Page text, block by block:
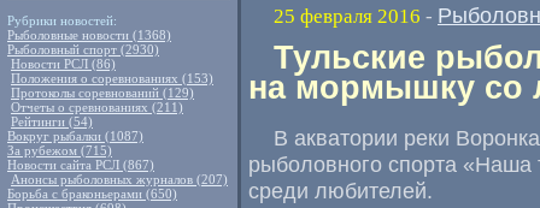
Рубрики новостей:
Рыболовные новости (1368)
Рыболовный спорт (2930)
Новости РСЛ (86)
Положения о соревнованиях (153)
Протоколы соревнований (129)
Отчеты о сревнованиях (211)
Рейтинги (54)
Вокруг рыбалки (1087)
За рубежом (715)
Новости сайта РСЛ (867)
Анонсы рыболовных журналов (207)
Борьба с браконьерами (650)
25 февраля 2016 -
Тульские
на мормышку со
В акватории реки
рыболовного спорта «Наша
среди любителей.